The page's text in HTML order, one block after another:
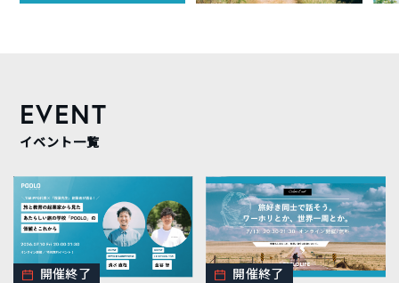
EVENT
イベント一覧
開催終了 開催終了